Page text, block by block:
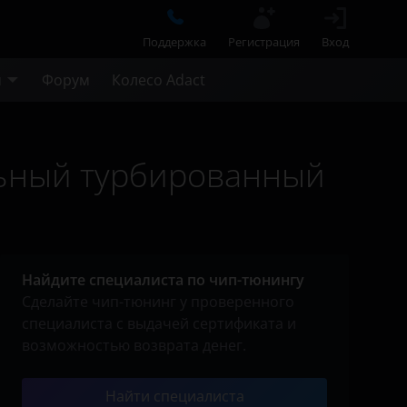
Поддержка Регистрация Вход
Форум Колесо Adact
турбированный
Найдите специалиста по чип-тюнингу
Найти специалиста